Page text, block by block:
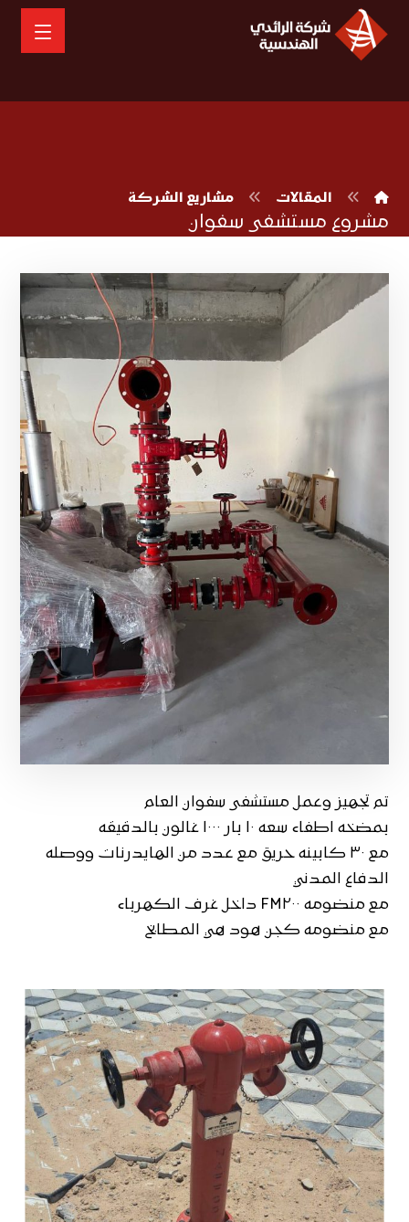
المقالات مشاريع الشركة
مشروع مستشفى سفوان
تم تجهيز وعمل مستشفى سفوان العام
بمضخه اطفاء سعه ١٠ بار ١٠٠٠ غالون بالدقيقه
مع ٣٠ كابينه حريق مع عدد من الهايدرنات ووصله
الدفاع المدني
مع منضومه FM٢٠٠ داخل غرف الكهرباء
مع منضومه كجن هود هي المطابخ